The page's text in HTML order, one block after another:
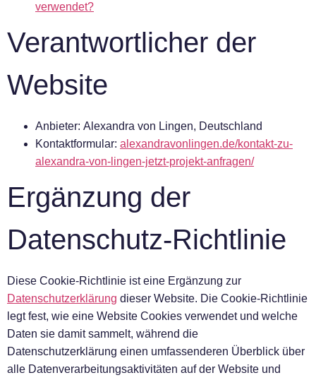
verwendet?
Verantwortlicher der
Website
Anbieter: Alexandra von Lingen, Deutschland
Kontaktformular: alexandravonlingen.de/kontakt-zu-
alexandra-von-lingen-jetzt-projekt-anfragen/
Ergänzung der
Datenschutz-Richtlinie
Diese Cookie-Richtlinie ist eine Ergänzung zur
Datenschutzerklärung dieser Website. Die Cookie-Richtlinie
legt fest, wie eine Website Cookies verwendet und welche
Daten sie damit sammelt, während die
Datenschutzerklärung einen umfassenderen Überblick über
alle Datenverarbeitungsaktivitäten auf der Website und